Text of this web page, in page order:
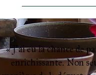
« J’ai eu la chance de
enrichissante. Non
manières de le déguster